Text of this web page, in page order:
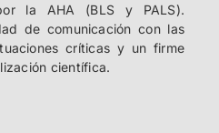
la AHA (BLS y PALS).
de comunicación con las
críticas y un firme
científica.